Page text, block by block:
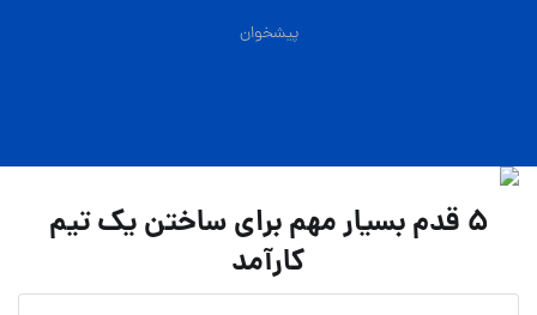
پیشخوان
۵ قدم بسیار مهم برای ساختن یک تیم
کارآمد